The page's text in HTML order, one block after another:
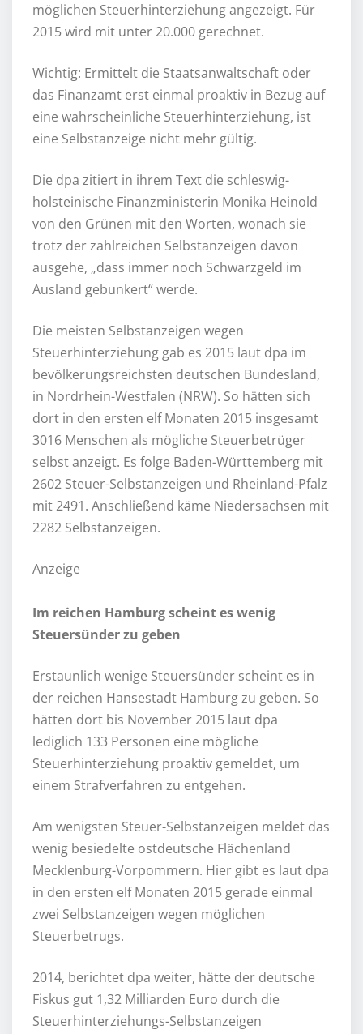
möglichen Steuerhinterziehung angezeigt. Für
2015 wird mit unter 20.000 gerechnet.
Wichtig: Ermittelt die Staatsanwaltschaft oder
das Finanzamt erst einmal proaktiv in Bezug auf
eine wahrscheinliche Steuerhinterziehung, ist
eine Selbstanzeige nicht mehr gültig.
Die dpa zitiert in ihrem Text die schleswig-
holsteinische Finanzministerin Monika Heinold
von den Grünen mit den Worten, wonach sie
trotz der zahlreichen Selbstanzeigen davon
ausgehe, „dass immer noch Schwarzgeld im
Ausland gebunkert“ werde.
Die meisten Selbstanzeigen wegen
Steuerhinterziehung gab es 2015 laut dpa im
bevölkerungsreichsten deutschen Bundesland,
in Nordrhein-Westfalen (NRW). So hätten sich
dort in den ersten elf Monaten 2015 insgesamt
3016 Menschen als mögliche Steuerbetrüger
selbst anzeigt. Es folge Baden-Württemberg mit
2602 Steuer-Selbstanzeigen und Rheinland-Pfalz
mit 2491. Anschließend käme Niedersachsen mit
2282 Selbstanzeigen.
Anzeige
Im reichen Hamburg scheint es wenig
Steuersünder zu geben
Erstaunlich wenige Steuersünder scheint es in
der reichen Hansestadt Hamburg zu geben. So
hätten dort bis November 2015 laut dpa
lediglich 133 Personen eine mögliche
Steuerhinterziehung proaktiv gemeldet, um
einem Strafverfahren zu entgehen.
Am wenigsten Steuer-Selbstanzeigen meldet das
wenig besiedelte ostdeutsche Flächenland
Mecklenburg-Vorpommern. Hier gibt es laut dpa
in den ersten elf Monaten 2015 gerade einmal
zwei Selbstanzeigen wegen möglichen
Steuerbetrugs.
2014, berichtet dpa weiter, hätte der deutsche
Fiskus gut 1,32 Milliarden Euro durch die
Steuerhinterziehungs-Selbstanzeigen